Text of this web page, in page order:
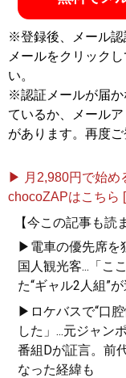
※登録後、メール認
メールをクリック
い。
※認証メールが届か
ているか、メール
があります。再度ご
▶ 月2,980円で始め
chocoZAPはこちら
【今この記事も読
▶電車の優先席を
国人観光客...「こ
た“ギャル2人組”
▶ロケバスで“口
した」...元ジャン
番組Dが証言。前
なった経緯も